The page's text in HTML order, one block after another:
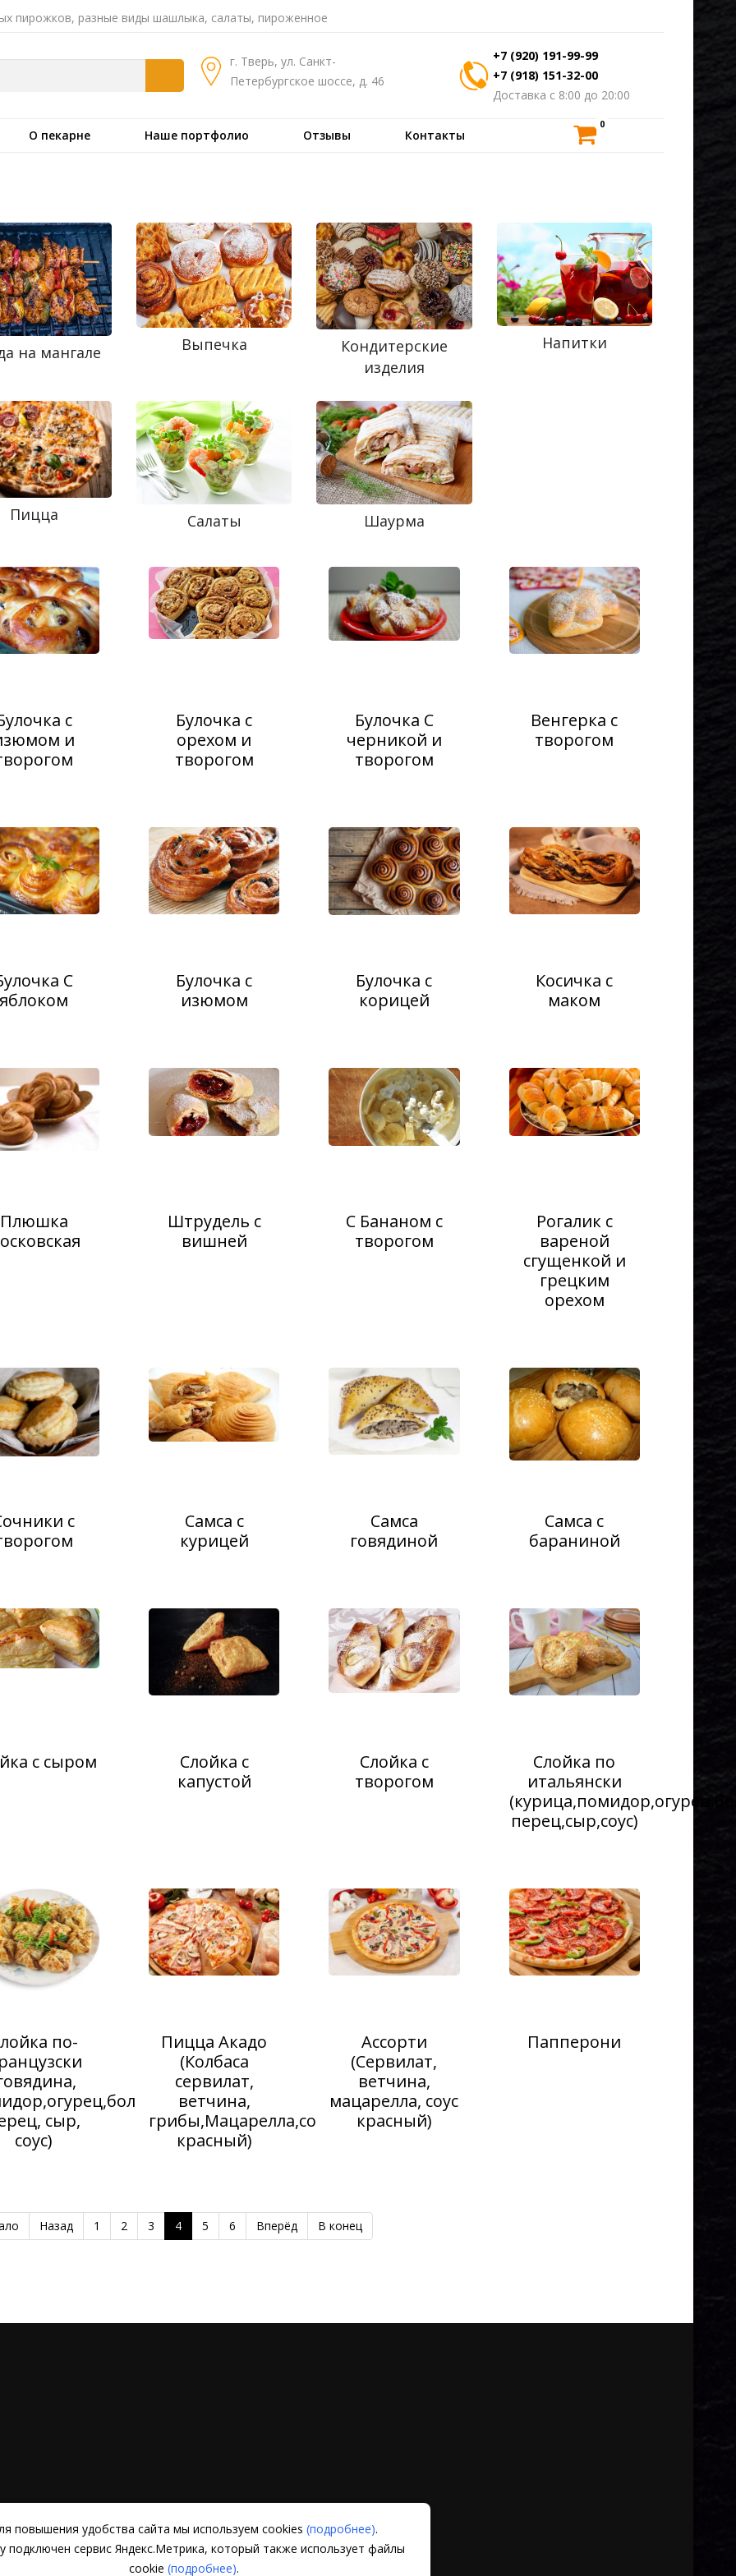
пирожков, разные виды шашлыка, салаты, пироженное
г. Тверь, ул. Санкт-
Петербургское шоссе, д. 46
+7 (920) 191-99-99
+7 (918) 151-32-00
Доставка с 8:00 до 20:00
О пекарне Наше портфолио Отзывы Контакты
0
на мангале Выпечка
Кондитерские
изделия
Напитки
Пицца Салаты Шаурма
с
и
Булочка с
орехом и
творогом
Булочка С
черникой и
творогом
Венгерка с
творогом
С
яблоком
Булочка с
изюмом
Булочка с
корицей
Косичка с
маком
Плюшка
Штрудель с
вишней
С Бананом с
творогом
Рогалик с
вареной
сгущенкой и
грецким
орехом
с
Самса с
курицей
Самса
говядиной
Самса с
бараниной
с сыром
Слойка с
капустой
Слойка с
творогом
Слойка по
итальянски
перец,сыр,соус)
по-
сыр,
соус)
Пицца Акадо
(Колбаса
сервилат,
ветчина,
грибы,Мацарелла,соус
красный)
Ассорти
(Сервилат,
ветчина,
мацарелла, соус
красный)
Папперони
Назад 1 2 3 4 5 6 Вперёд В конец
повышения удобства сайта мы используем cookies (подробнее).
подключен сервис Яндекс.Метрика, который также использует файлы
cookie (подробнее).